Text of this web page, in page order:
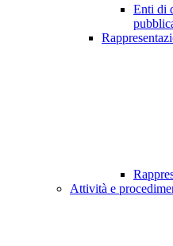
Enti di
Attività e